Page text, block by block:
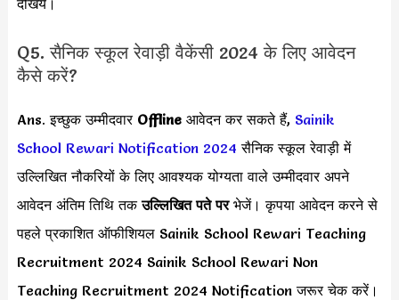
Q5. सैनिक स्कूल रेवाड़ी वैकेंसी 2024 के लिए आवेदन
कैसे करें?
Ans. इच्छुक उम्मीदवार Offline आवेदन कर सकते हैं, Sainik
School Rewari Notification 2024 सैनिक स्कूल रेवाड़ी में
उल्लिखित नौकरियों के लिए आवश्यक योग्यता वाले उम्मीदवार अपने
आवेदन अंतिम तिथि तकउल्लिखित पते पर भेजें। कृपया आवेदन करने से
पहले प्रकाशित ऑफीशियल Sainik School Rewari Teaching
Recruitment 2024 Sainik School Rewari Non
Teaching Recruitment 2024 Notification जरूर चेक करें।